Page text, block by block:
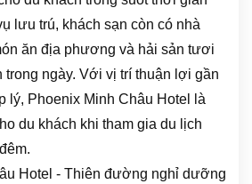
lưu trú, khách sạn còn có nhà
ăn địa phương và hải sản tươi
ngày. Với vị trí thuận lợi gần
lý, Phoenix Minh Châu Hotel là
du khách khi tham gia du lịch